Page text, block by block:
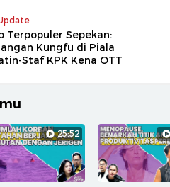
Terpopuler Sepekan:
Kungfu di Piala
Staf KPK Kena OTT
25:52